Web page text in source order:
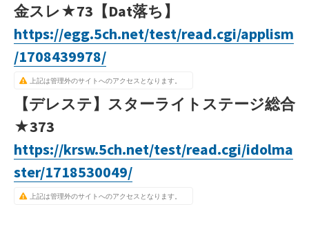
金スレ★73【Dat落ち】
https://egg.5ch.net/test/read.cgi/applism
/1708439978/
上記は管理外のサイトへのアクセスとなります。
【デレステ】スターライトステージ総合
★373
https://krsw.5ch.net/test/read.cgi/idolma
ster/1718530049/
上記は管理外のサイトへのアクセスとなります。